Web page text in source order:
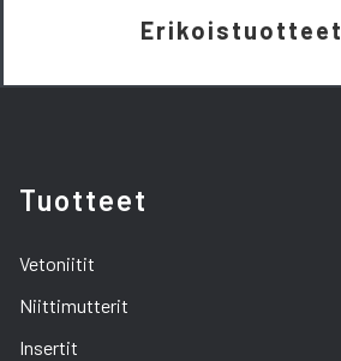
Erikoistuotteet
Tuotteet
Vetoniitit
Niittimutterit
Insertit